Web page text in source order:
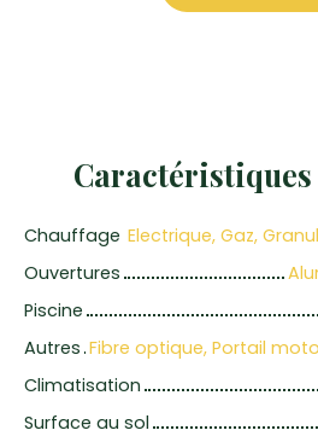
Caractéristiques
Chauffage
Ouvertures
Piscine
Autres Fibre optique, Portail
Climatisation
Surface au sol